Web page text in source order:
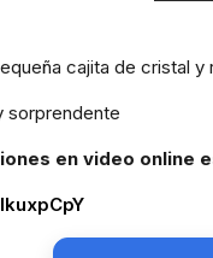
cajita de cristal
sorprendente
en video online